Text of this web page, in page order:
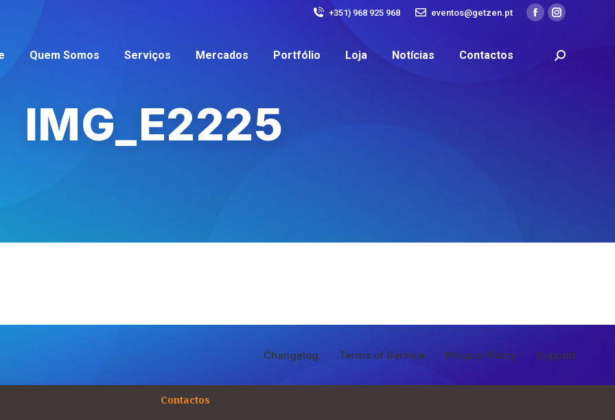
+351) 968 925 968 eventos@getzen.pt
Quem Somos Serviços Mercados Portfólio Loja Notícias Contactos
IMG_E2225
Changelog Terms of Service Privacy Policy Support
Contactos